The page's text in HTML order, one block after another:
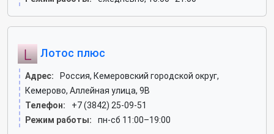
Лотос плюс
Адрес:
Россия, Кемеровский городской округ,
Кемерово, Аллейная улица, 9В
Телефон:
+7 (3842) 25-09-51
Режим работы:
пн-сб 11:00–19:00